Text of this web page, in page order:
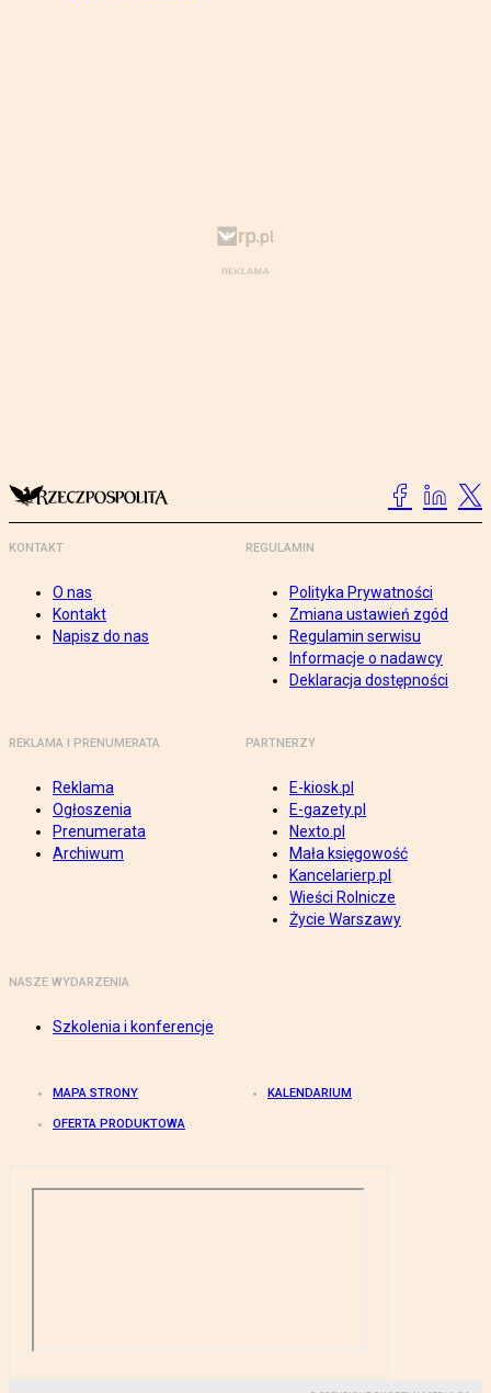
KONTAKT
O nas
Kontakt
Napisz do nas
REGULAMIN
Polityka Prywatności
Zmiana ustawień zgód
Regulamin serwisu
Informacje o nadawcy
Deklaracja dostępności
REKLAMA I PRENUMERATA
Reklama
Ogłoszenia
Prenumerata
Archiwum
PARTNERZY
E-kiosk.pl
E-gazety.pl
Nexto.pl
Mała księgowość
Kancelarierp.pl
Wieści Rolnicze
Życie Warszawy
NASZE WYDARZENIA
Szkolenia i konferencje
MAPA STRONY KALENDARIUM
OFERTA PRODUKTOWA